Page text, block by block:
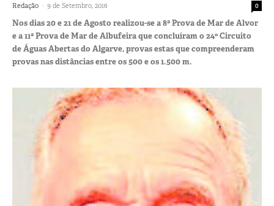
Redação - 9 de Setembro, 2016 0
Nos dias 20 e 21 de Agosto realizou-se a 8ª Prova de Mar de Alvor
e a 11ª Prova de Mar de Albufeira que concluíram o 24º Circuito
de Águas Abertas do Algarve, provas estas que compreenderam
provas nas distâncias entre os 500 e os 1.500 m.